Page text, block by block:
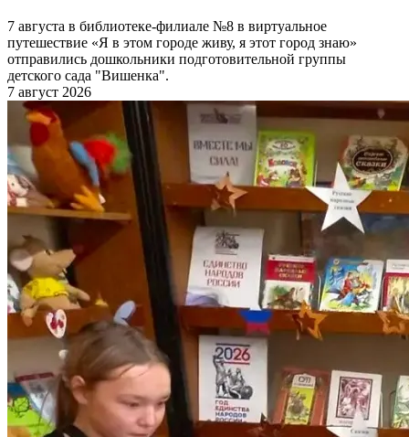
7 августа в библиотеке-филиале №8 в виртуальное
путешествие «Я в этом городе живу, я этот город знаю»
отправились дошкольники подготовительной группы
детского сада "Вишенка".
7 август 2026